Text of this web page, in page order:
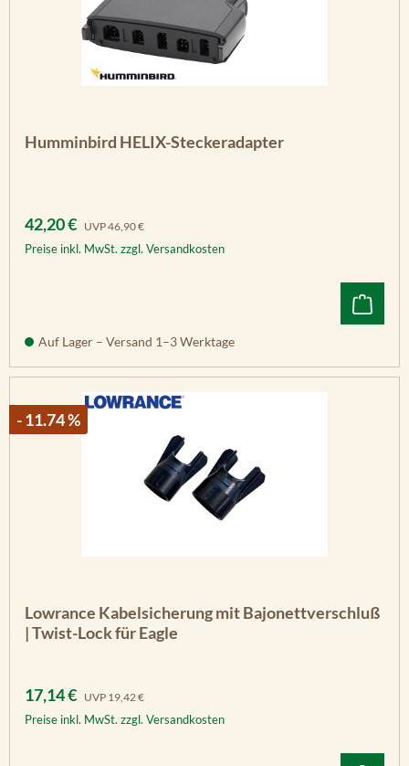
Humminbird HELIX-Steckeradapter
Verkaufspreis:
42,20 € UVP Regulärer Preis:
46,90 €
Preise inkl. MwSt. zzgl. Versandkosten
Auf Lager – Versand 1–3 Werktage
- 11.74 %
Lowrance Kabelsicherung mit Bajonettverschluß
| Twist-Lock für Eagle
Verkaufspreis:
17,14 € UVP Regulärer Preis:
19,42 €
Preise inkl. MwSt. zzgl. Versandkosten